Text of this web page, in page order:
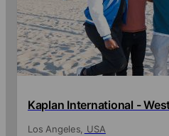
Kaplan International -
Los Angeles USA